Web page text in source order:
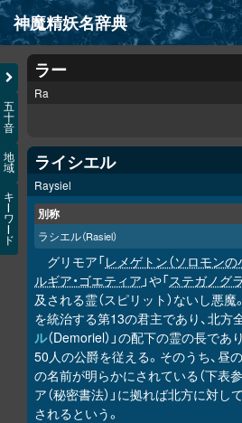
神魔精妖名辞典
NEWS
INFO
検索
凖項目
画像資料便覧
LINK
五
十
音
地
域
キ
ワ
ド
ラー
Ra
ライシエル
Raysiel
別称
ラシエル（Rasiel）
グリモア「レメゲトン（ソロモンの
ルギア・ゴエティア 」や「ステガノグ
及される霊（スピリット）ないし悪魔
を統治する第13の君主であり、北方
ル（Demoriel）」の配下の霊の長で
50人の公爵を従える。そのうち、昼
の名前が明らかにされている（下表参
ア（秘密書法）」に拠れば北方に対
されるという。